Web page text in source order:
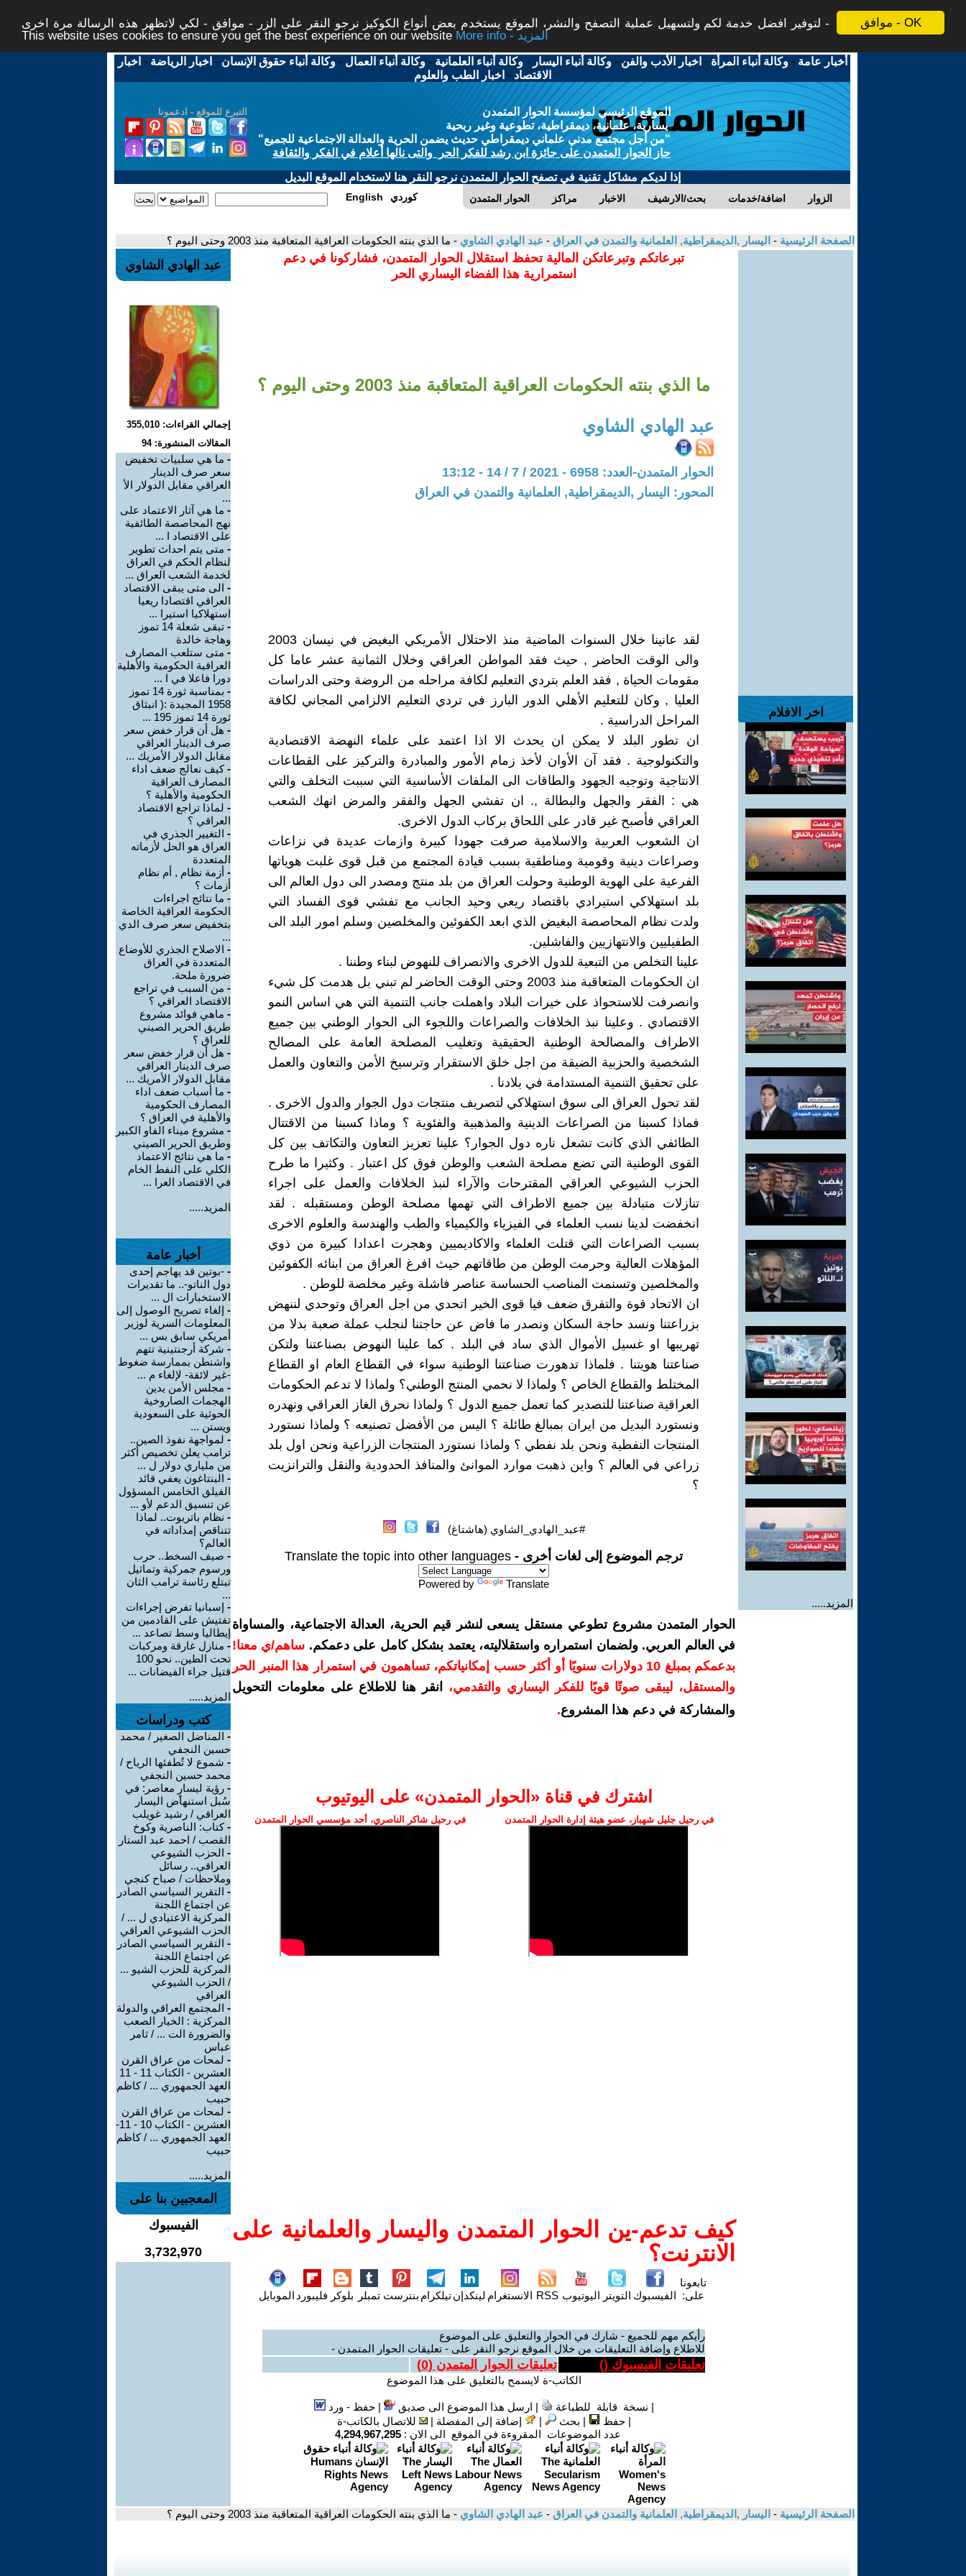
موافق - OK
لتوفير افضل خدمة لكم ولتسهيل عملية التصفح والنشر، الموقع يستخدم بعض أنواع الكوكيز نرجو النقر على الزر - موافق - لكي لاتظهر هذه الرسالة مرة اخرى -
This website uses cookies to ensure you get the best experience on our website
More info - المزيد
أخبار عامة -وكالة أنباء المرأة - اخبار الأدب والفن -وكالة أنباء اليسار -وكالة أنباء العلمانية -وكالة أنباء العمال -وكالة أنباء حقوق الإنسان - اخبار الرياضة - اخبار
الاقتصاد - اخبار الطب والعلوم
التبرع للموقع - ادعمونا
الموقع الرئيسي لمؤسسة الحوار المتمدن
يسارية، علمانية، ديمقراطية، تطوعية وغير ربحية
"من أجل مجتمع مدني علماني ديمقراطي حديث يضمن الحرية والعدالة الاجتماعية للجميع"
حاز الحوار المتمدن على جائزة ابن رشد للفكر الحر والتى نالها أعلام في الفكر والثقافة
إذا لديكم مشاكل تقنية في تصفح الحوار المتمدن نرجو النقر هنا لاستخدام الموقع البديل
الحوار المتمدن مراكز الاخبار بحث/الارشيف اضافة/خدمات الزوار English كوردي
الصفحة الرئيسية - اليسار ,الديمقراطية, العلمانية والتمدن في العراق - عبد الهادي الشاوي - ما الذي بنته الحكومات العراقية المتعاقبة منذ 2003 وحتى اليوم ؟
اخر الافلام
المزيد.....
تبرعاتكم وتبرعاتكن المالية تحفظ استقلال الحوار المتمدن، فشاركونا في دعم
استمرارية هذا الفضاء اليساري الحر
ما الذي بنته الحكومات العراقية المتعاقبة منذ 2003 وحتى اليوم ؟
عبد الهادي الشاوي
الحوار المتمدن-العدد: 6958 - 2021 / 7 / 14 - 13:12
المحور: اليسار ,الديمقراطية, العلمانية والتمدن في العراق
لقد عانينا خلال السنوات الماضية منذ الاحتلال الأمريكي البغيض في نيسان 2003
والى الوقت الحاضر , حيث فقد المواطن العراقي وخلال الثمانية عشر عاما كل
مقومات الحياة , فقد العلم بتردي التعليم لكافة مراحله من الروضة وحتى الدراسات
العليا , وكان للتعليم الأهلي الدور البارز في تردي التعليم الالزامي المجاني لكافة
المراحل الدراسية .
ان تطور البلد لا يمكن ان يحدث الا اذا اعتمد على علماء النهضة الاقتصادية
والتكنولوجية . فقد آن الأوان لأخذ زمام الأمور والمبادرة والتركيز على القطاعات
الانتاجية وتوجيه الجهود والطاقات الى الملفات الأساسية التي سببت التخلف والتي
هي : الفقر والجهل والبطالة ,. ان تفشي الجهل والفقر والمرض انهك الشعب
العراقي فأصبح غير قادر على اللحاق بركاب الدول الاخرى.
ان الشعوب العربية والاسلامية صرفت جهودا كبيرة وازمات عديدة في نزاعات
وصراعات دينية وقومية ومناطقية بسبب قيادة المجتمع من قبل قوى غلبت هوياتها
الفرعية على الهوية الوطنية وحولت العراق من بلد منتج ومصدر الى دول العالم الى
بلد استهلاكي استيرادي باقتصاد ريعي وحيد الجانب مع تفشي قوى الفساد التي
ولدت نظام المحاصصة البغيض الذي ابعد الكفوئين والمخلصين وسلم امور البلد الى
الطفيليين والانتهازيين والفاشلين.
علينا التخلص من التبعية للدول الاخرى والانصراف للنهوض لبناء وطننا .
ان الحكومات المتعاقبة منذ 2003 وحتى الوقت الحاضر لم تبني بل هدمت كل شيء
وانصرفت للاستحواذ على خيرات البلاد واهملت جانب التنمية التي هي اساس النمو
الاقتصادي . وعلينا نبذ الخلافات والصراعات واللجوء الى الحوار الوطني بين جميع
الاطراف والمصالحة الوطنية الحقيقية وتغليب المصلحة العامة على المصالح
الشخصية والحزبية الضيقة من اجل خلق الاستقرار وترسيخ الأمن والتعاون والعمل
على تحقيق التنمية المستدامة في بلادنا .
لقد تحول العراق الى سوق استهلاكي لتصريف منتجات دول الجوار والدول الاخرى .
فماذا كسبنا من الصراعات الدينية والمذهبية والفئوية ؟ وماذا كسبنا من الاقتتال
الطائفي الذي كانت تشعل ناره دول الجوار؟ علينا تعزيز التعاون والتكاتف بين كل
القوى الوطنية التي تضع مصلحة الشعب والوطن فوق كل اعتبار . وكثيرا ما طرح
الحزب الشيوعي العراقي المقترحات والآراء لنبذ الخلافات والعمل على اجراء
تنازلات متبادلة بين جميع الاطراف التي تهمها مصلحة الوطن ومستقبله . لقد
انخفضت لدينا نسب العلماء في الفيزياء والكيمياء والطب والهندسة والعلوم الاخرى
بسبب الصراعات التي قتلت العلماء والاكاديميين وهجرت اعدادا كبيرة من ذوي
المؤهلات العالية وحرمت الوطن من طاقاتهم حيث افرغ العراق من ابنائه الكفوئين
والمخلصين وتسنمت المناصب الحساسة عناصر فاشلة وغير مخلصة للوطن .
ان الاتحاد قوة والتفرق ضعف فيا قوى الخير اتحدي من اجل العراق وتوحدي لننهض
بزراعتنا ونسد حاجة السكان ونصدر ما فاض عن حاجتنا لنجلب عملة صعبة بدلا من
تهريبها او غسيل الأموال الذي ساد في البلد . كما علينا النهوض بصناعتنا ولتكن
صناعتنا هويتنا . فلماذا تدهورت صناعتنا الوطنية سواء في القطاع العام او القطاع
المختلط والقطاع الخاص ؟ ولماذا لا نحمي المنتج الوطني؟ ولماذا لا تدعم الحكومات
العراقية صناعتنا للتصدير كما تعمل جميع الدول ؟ ولماذا نحرق الغاز العراقي ونهدره
ونستورد البديل من ايران بمبالغ طائلة ؟ اليس من الأفضل تصنيعه ؟ ولماذا نستورد
المنتجات النفطية ونحن بلد نفطي ؟ ولماذا نستورد المنتجات الزراعية ونحن اول بلد
زراعي في العالم ؟ واين ذهبت موارد الموانئ والمنافذ الحدودية والنقل والترانزيت
؟
#عبد_الهادي_الشاوي (هاشتاغ)
ترجم الموضوع إلى لغات أخرى - Translate the topic into other languages
Powered by Translate
الحوار المتمدن مشروع تطوعي مستقل يسعى لنشر قيم الحرية، العدالة الاجتماعية، والمساواة
في العالم العربي. ولضمان استمراره واستقلاليته، يعتمد بشكل كامل على دعمكم. ساهم/ي معنا!
بدعمكم بمبلغ 10 دولارات سنويًا أو أكثر حسب إمكانياتكم، تساهمون في استمرار هذا المنبر الحر
والمستقل، ليبقى صوتًا قويًا للفكر اليساري والتقدمي،
انقر هنا للاطلاع على معلومات التحويل
والمشاركة في دعم هذا المشروع.
اشترك في قناة ‫«الحوار المتمدن» على اليوتيوب
في رحيل جليل شهباز، عضو هيئة إدارة الحوار المتمدن في رحيل شاكر الناصري، أحد مؤسسي الحوار المتمدن
كيف تدعم-ين الحوار المتمدن واليسار والعلمانية على
الانترنت؟
تابعونا
على: الفيسبوك التويتر اليوتيوب RSS الانستغرام لينكدإنتيلكرام بنترست تمبلر بلوكر فليبورد الموبايل
رأيكم مهم للجميع - شارك في الحوار والتعليق على الموضوع
للاطلاع وإضافة التعليقات من خلال الموقع نرجو النقر على - تعليقات الحوار المتمدن -
تعليقات الفيسبوك () تعليقات الحوار المتمدن (0
)
الكاتب-ة لايسمح بالتعليق على هذا الموضوع
| نسخة قابلة للطباعة | ارسل هذا الموضوع الى صديق |حفظ - ورد
|حفظ | بحث | إضافة إلى المفضلة |
للاتصال بالكاتب-ة
عدد الموضوعات المقروءة في الموقع الى الان : 4,294,967,295
عبد الهادي الشاوي
إجمالي القراءات: 355,010
المقالات المنشورة: 94
- ما هي سلبيات تخفيض
سعر صرف الدينار
العراقي مقابل الدولار الأ
...
- ما هي آثار الاعتماد على
نهج المحاصصة الطائفية
على الاقتصاد ا ...
- متى يتم احداث تطوير
لنظام الحكم في العراق
لخدمة الشعب العراق ...
- الى متى يبقى الاقتصاد
العراقي اقتصادا ريعيا
استهلاكيا استيرا ...
-
تبقى شعلة 14 تموز
وهاجة خالدة
- متى ستلعب المصارف
العراقية الحكومية والأهلية
دورا فاعلا في ا ...
-
بمناسبة ثورة 14 تموز
1958 المجيدة :( انبثاق
ثورة 14 تموز 195 ...
- هل أن قرار خفض سعر
صرف الدينار العراقي
مقابل الدولار الأمريك ...
-كيف نعالج ضعف اداء
المصارف العراقية
الحكومية والأهلية ؟
- لماذا تراجع الاقتصاد
العراقي ؟
- التغيير الجذري في
العراق هو الحل لأزماته
المتعددة
- أزمة نظام , أم نظام
أزمات ؟
- ما نتائج اجراءات
الحكومة العراقية الخاصة
بتخفيض سعر صرف الدي
...
- الاصلاح الجذري للأوضاع
المتعددة في العراق
ضرورة ملحة.
- من السبب في تراجع
الاقتصاد العراقي ؟
- ماهي فوائد مشروع
طريق الحرير الصيني
للعراق ؟
- هل أن قرار خفض سعر
صرف الدينار العراقي
مقابل الدولار الأمريك ...
- ما أسباب ضعف اداء
المصارف الحكومية
والأهلية في العراق ؟
- مشروع ميناء الفاو الكبير
وطريق الحرير الصيني
- ما هي نتائج الاعتماد
الكلي على النفط الخام
في الاقتصاد العرا ...
المزيد.....
أخبار عامة
- -بوتين قد يهاجم إحدى
دول الناتو-.. ما تقديرات
الاستخبارات ال ...
- إلغاء تصريح الوصول إلى
المعلومات السرية لوزير
أمريكي سابق بس ...
- شركة أرجنتينية تتهم
واشنطن بممارسة ضغوط
-غير لائقة- لإلغاء م ...
- مجلس الأمن يدين
الهجمات الصاروخية
الحوثية على السعودية
ويستن ...
- لمواجهة نفوذ الصين..
ترامب يعلن تخصيص أكثر
من ملياري دولار ل ...
- البنتاغون يعفي قائد
الفيلق الخامس المسؤول
عن تنسيق الدعم لأو ...
- نظام باتريوت.. لماذا
تتناقص إمداداته في
العالم؟
- صيف السخط.. حرب
ورسوم جمركية وتماثيل
تبتلع رئاسة ترامب الثان
...
- إسبانيا تفرض إجراءات
تفتيش على القادمين من
إيطاليا وسط تصاعد ...
- منازل غارقة ومركبات
تحت الطين.. نحو 100
قتيل جراء الفيضانات ...
المزيد.....
كتب ودراسات
- المناضل الصغير / محمد
حسين النجفي
- شموع لا تُطفئها الرياح /
محمد حسين النجفي
- رؤية ليسارٍ معاصر: في
سُبل استنهاض اليسار
العراقي / رشيد غويلب
-كتاب: الناصرية وكوخ
القصب / احمد عبد الستار
- الحزب الشيوعي
العراقي.. رسائل
وملاحظات / صباح كنجي
- التقرير السياسي الصادر
عن اجتماع اللجنة
المركزية الاعتيادي ل ... /
الحزب الشيوعي العراقي
- التقرير السياسي الصادر
عن اجتماع اللجنة
المركزية للحزب الشيو ...
/ الحزب الشيوعي
العراقي
- المجتمع العراقي والدولة
المركزية : الخيار الصعب
والضرورة الت ... / ثامر
عباس
- لمحات من عراق القرن
العشرين - الكتاب 11 - 11
العهد الجمهوري ... / كاظم
حبيب
- لمحات من عراق القرن
العشرين - الكتاب 10 - 11-
العهد الجمهوري ... / كاظم
حبيب
المزيد.....
المعجبين بنا على
الفيسبوك
3,732,970
الصفحة الرئيسية - اليسار ,الديمقراطية, العلمانية والتمدن في العراق - عبد الهادي الشاوي - ما الذي بنته الحكومات العراقية المتعاقبة منذ 2003 وحتى اليوم ؟